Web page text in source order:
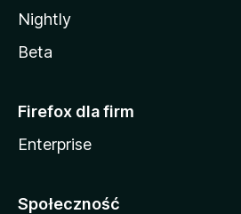
Nightly
Beta
Firefox dla firm
Enterprise
Społeczność